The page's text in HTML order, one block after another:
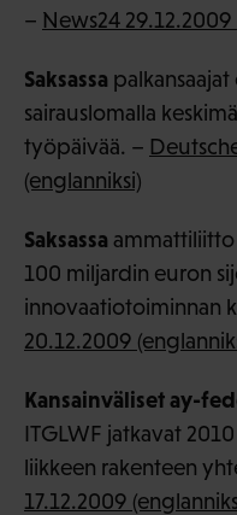
– News24 29.12.2009
Saksassa
sairauslomalla
työpäivää. –
(englanniksi)
Saksassa ammattiliitto
100 miljardin euron
innovaatiotoiminnan
20.12.2009
Kansainväliset ay-
ITGLWF jatkavat
liikkeen rakenteen
17.12.2009